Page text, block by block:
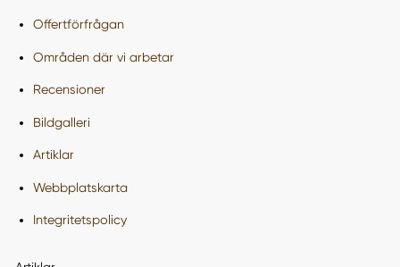
Offertförfrågan
Områden där vi arbetar
Recensioner
Bildgalleri
Artiklar
Webbplatskarta
Integritetspolicy